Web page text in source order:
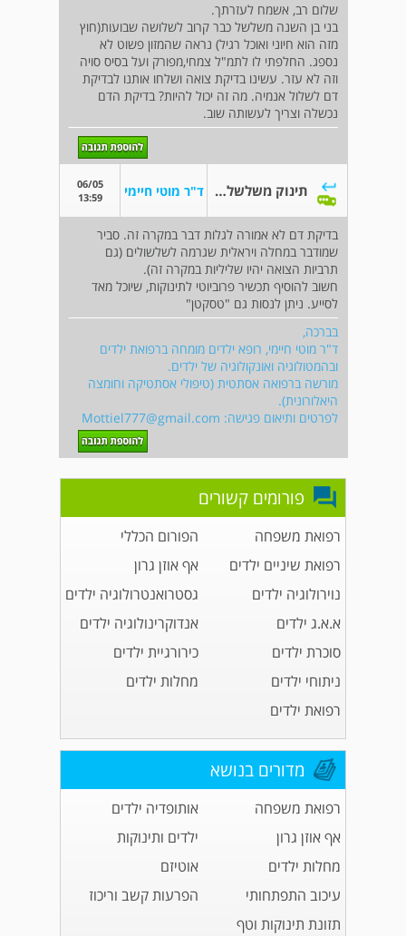
שלום רב, אשמח לעזרתך.
בני בן השנה משלשל כבר קרוב לשלושה שבועות(חוץ
מזה הוא חיוני ואוכל רגיל) נראה שהמזון פשוט לא
נספג. החלפתי לו לתמ"ל צמחי,מפורק ועל בסיס סויה
וזה לא עזר. עשינו בדיקת צואה ושלחו אותנו לבדיקת
דם לשלול אנמיה. מה זה יכול להיות? בדיקת הדם
נכשלה וצריך לעשותה שוב.
תינוק משלשל קרוב לשלושה שבועות ד"ר מוטי חיימי
06/05
13:59
בדיקת דם לא אמורה לגלות דבר במקרה זה. סביר
שמודבר במחלה ויראלית שגרמה לשלשולים (גם
תרביות הצואה יהיו שליליות במקרה זה).
חשוב להוסיף תכשיר פרוביוטי לתינוקות, שיוכל מאד
לסייע. ניתן לנסות גם "טסקטן"
בברכה,
ד"ר מוטי חיימי, רופא ילדים מומחה ברפואת ילדים
ובהמטולוגיה ואונקולוגיה של ילדים.
מורשה ברפואה אסתטית (טיפולי אסתטיקה וחומצה
היאלורונית).
לפרטים ותיאום פגישה: Mottiel777@gmail.com
פורומים קשורים
רפואת משפחה
הפורום הכללי
רפואת שיניים ילדים
אף אוזן גרון
נוירולוגיה ילדים
גסטרואנטרולוגיה ילדים
א.א.ג ילדים
אנדוקרינולוגיה ילדים
סוכרת ילדים
כירורגיית ילדים
ניתוחי ילדים
מחלות ילדים
רפואת ילדים
מדורים בנושא
רפואת משפחה
אותופדיה ילדים
אף אוזן גרון
ילדים ותינוקות
מחלות ילדים
אוטיזם
עיכוב התפתחותי
הפרעות קשב וריכוז
תזונת תינוקות וטף